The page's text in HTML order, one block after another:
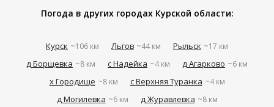
Погода в других городах Курской области:
Курск ~106 км Льгов ~44 км Рыльск ~17 км
д Борщевка ~8 км с Надейка ~4 км д Агарково ~6 км
х Городище ~8 км с Верхняя Туранка ~4 км
д Могилевка ~6 км д Журавлевка ~8 км